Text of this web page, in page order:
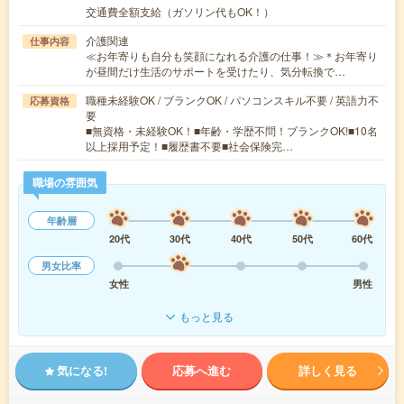
交通費全額支給（ガソリン代もOK！）
仕事内容
介護関連
≪お年寄りも自分も笑顔になれる介護の仕事！≫＊お年寄り
が昼間だけ生活のサポートを受けたり、気分転換で…
応募資格
職種未経験OK / ブランクOK / パソコンスキル不要 / 英語力不
要
■無資格・未経験OK！■年齢・学歴不問！ブランクOK!■10名
以上採用予定！■履歴書不要■社会保険完…
職場の雰囲気
年齢層
20代
30代 40代 50代
60代
男女比率
女性
男性
もっと見る
気になる! 応募へ進む 詳しく見る